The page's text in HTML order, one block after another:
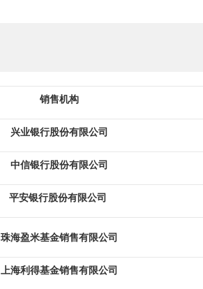
销售机构
兴业银行股份有限公司
中信银行股份有限公司
平安银行股份有限公司
珠海盈米基金销售有限公司
上海利得基金销售有限公司